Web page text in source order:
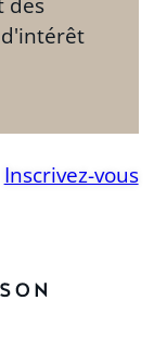
Inscrivez-vous